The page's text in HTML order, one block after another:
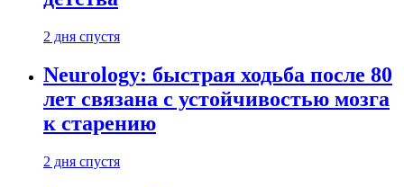
2 дня спустя
Neurology: быстрая ходьба после 80
лет связана с устойчивостью мозга
к старению
2 дня спустя